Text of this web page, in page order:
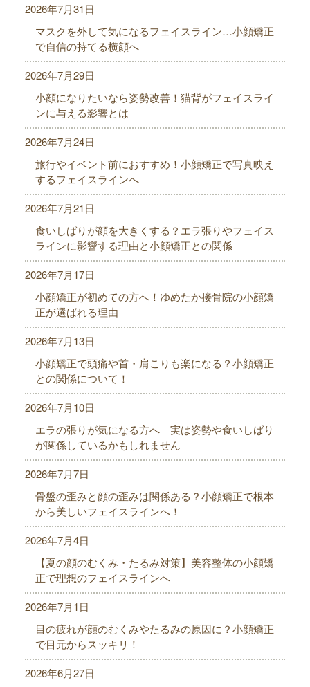
マスクを外して気になるフェイスライン…小顔矯正
で自信の持てる横顔へ
2026年7月31日
小顔になりたいなら姿勢改善！猫背がフェイスライ
ンに与える影響とは
2026年7月29日
旅行やイベント前におすすめ！小顔矯正で写真映え
するフェイスラインへ
2026年7月24日
食いしばりが顔を大きくする？エラ張りやフェイス
ラインに影響する理由と小顔矯正との関係
2026年7月21日
小顔矯正が初めての方へ！ゆめたか接骨院の小顔矯
正が選ばれる理由
2026年7月17日
小顔矯正で頭痛や首・肩こりも楽になる？小顔矯正
との関係について！
2026年7月13日
エラの張りが気になる方へ｜実は姿勢や食いしばり
が関係しているかもしれません
2026年7月10日
骨盤の歪みと顔の歪みは関係ある？小顔矯正で根本
から美しいフェイスラインへ！
2026年7月7日
【夏の顔のむくみ・たるみ対策】美容整体の小顔矯
正で理想のフェイスラインへ
2026年7月4日
目の疲れが顔のむくみやたるみの原因に？小顔矯正
で目元からスッキリ！
2026年7月1日
2026年6月27日